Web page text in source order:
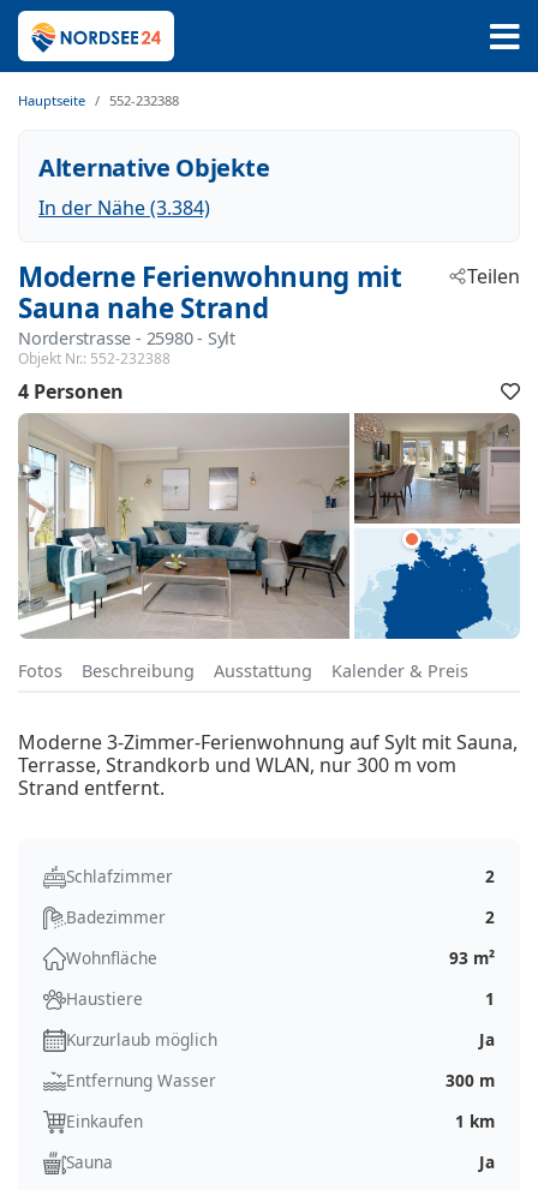
Hauptseite 552-232388
Alternative Objekte
In der Nähe (3.384)
Moderne Ferienwohnung mit
Sauna nahe Strand
Norderstrasse - 25980 - Sylt
Objekt Nr.: 552-232388
Teilen
4 Personen
Fotos Beschreibung Ausstattung Kalender & Preis
Moderne 3-Zimmer-Ferienwohnung auf Sylt mit Sauna,
Terrasse, Strandkorb und WLAN, nur 300 m vom
Strand entfernt.
Schlafzimmer
2
Badezimmer
2
Wohnfläche
93 m²
Haustiere
1
Kurzurlaub möglich
Ja
Entfernung Wasser
300 m
Einkaufen
1 km
Sauna
Ja